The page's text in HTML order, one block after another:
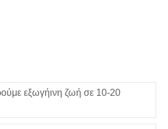
εξωγήινη ζωή σε 10-20